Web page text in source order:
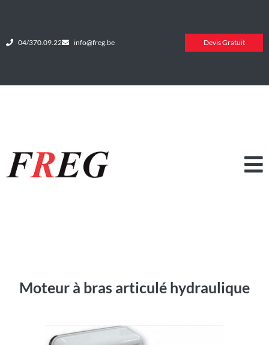
04/370.09.22 info@freg.be Devis Gratuit
Moteur à bras articulé hydraulique